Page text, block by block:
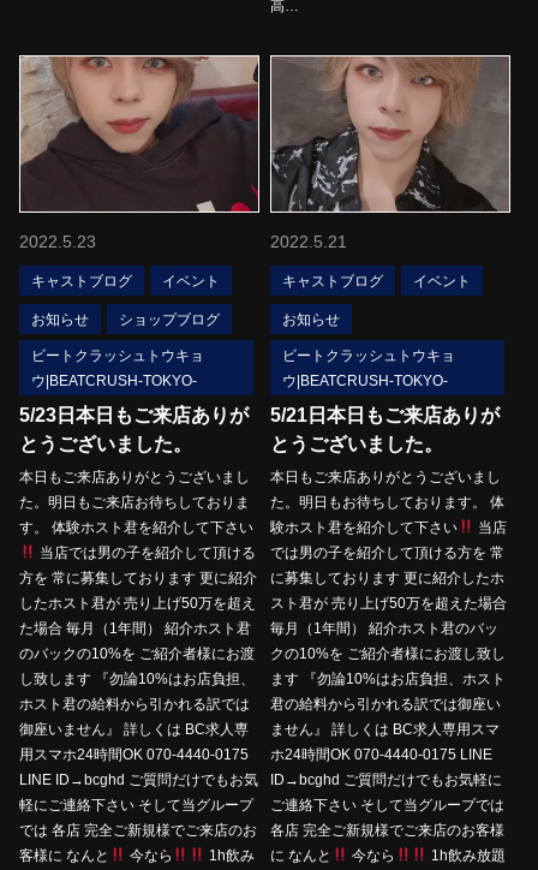
高…
2022.5.23
キャストブログ イベント
お知らせ ショップブログ
ビートクラッシュトウキョ
ウ|BEATCRUSH-TOKYO-
5/23日本日もご来店ありが
とうございました。
本日もご来店ありがとうございまし
た。明日もご来店お待ちしておりま
す。 体験ホスト君を紹介して下さい
当店では男の子を紹介して頂ける
方を 常に募集しております 更に紹介
したホスト君が 売り上げ50万を超え
た場合 毎月（1年間） 紹介ホスト君
のバックの10%を ご紹介者様にお渡
し致します 『勿論10%はお店負担、
ホスト君の給料から引かれる訳では
御座いません』 詳しくは BC求人専
用スマホ24時間OK 070-4440-0175
LINE ID→bcghd ご質問だけでもお気
軽にご連絡下さい そして当グループ
では 各店 完全ご新規様でご来店のお
客様に なんと
今なら
1h飲み
2022.5.21
キャストブログ イベント
お知らせ
ビートクラッシュトウキョ
ウ|BEATCRUSH-TOKYO-
5/21日本日もご来店ありが
とうございました。
本日もご来店ありがとうございまし
た。明日もお待ちしております。 体
験ホスト君を紹介して下さい
当店
では男の子を紹介して頂ける方を 常
に募集しております 更に紹介したホ
スト君が 売り上げ50万を超えた場合
毎月（1年間） 紹介ホスト君のバッ
クの10%を ご紹介者様にお渡し致し
ます 『勿論10%はお店負担、ホスト
君の給料から引かれる訳では御座い
ません』 詳しくは BC求人専用スマ
ホ24時間OK 070-4440-0175 LINE
ID→bcghd ご質問だけでもお気軽に
ご連絡下さい そして当グループでは
各店 完全ご新規様でご来店のお客様
に なんと
今なら
1h飲み放題